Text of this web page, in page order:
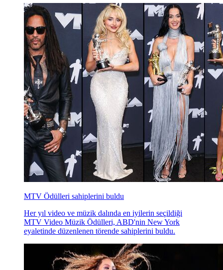
MTV Ödülleri sahiplerini buldu
Her yıl video ve müzik dalında en iyilerin seçildiği
MTV Video Müzik Ödülleri, ABD'nin New York
eyaletinde düzenlenen törende sahiplerini buldu.